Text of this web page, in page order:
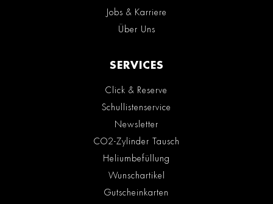
Jobs & Karriere
Über Uns
SERVICES
Click & Reserve
Schullistenservice
Newsletter
CO2-Zylinder Tausch
Heliumbefüllung
Wunschartikel
Gutscheinkarten